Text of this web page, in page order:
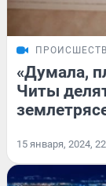
«Думала,
Читы
15 января, 2024,